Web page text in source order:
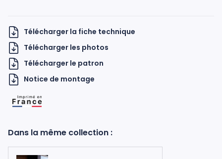
Télécharger la fiche technique
Télécharger les photos
Télécharger le patron
Notice de montage
Dans la même collection :